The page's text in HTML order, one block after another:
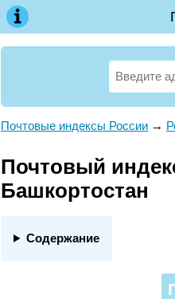
Почтовые индексы России →
Почтовый
Башкортостан
Содержание